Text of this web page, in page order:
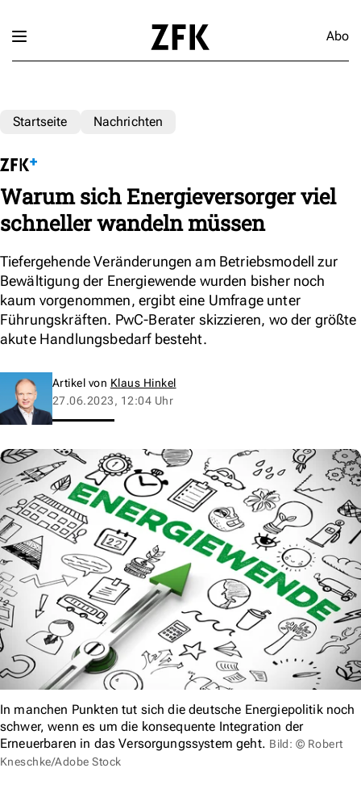
Abo
Startseite Nachrichten
Warum sich Energieversorger viel
schneller wandeln müssen
Tiefergehende Veränderungen am Betriebsmodell zur
Bewältigung der Energiewende wurden bisher noch
kaum vorgenommen, ergibt eine Umfrage unter
Führungskräften. PwC-Berater skizzieren, wo der größte
akute Handlungsbedarf besteht.
Artikel von Klaus Hinkel
27.06.2023, 12:04 Uhr
In manchen Punkten tut sich die deutsche Energiepolitik noch
schwer, wenn es um die konsequente Integration der
Erneuerbaren in das Versorgungssystem geht. Bild: © Robert
Kneschke/Adobe Stock